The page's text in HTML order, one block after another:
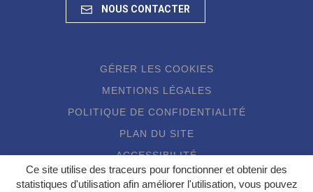
Ce site utilise des traceurs pour fonctionner et obtenir des
statistiques d'utilisation afin améliorer l'utilisation, vous pouvez
NOUS CONTACTER
GÉRER LES COOKIES
MENTIONS LÉGALES
POLITIQUE DE CONFIDENTIALITÉ
PLAN DU SITE
ACCESSIBILITÉ